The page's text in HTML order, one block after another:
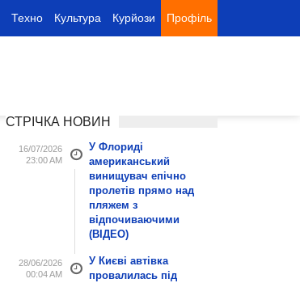
Техно Культура Курйози Профіль
СТРІЧКА НОВИН
16/07/2026
23:00 AM
У Флориді
американський
винищувач епічно
пролетів прямо над
пляжем з
відпочиваючими
(ВІДЕО)
28/06/2026
00:04 AM
У Києві автівка
провалилась під